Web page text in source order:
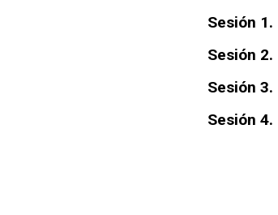
Sesión 1.
Sesión 2.
Sesión 3.
Sesión 4.